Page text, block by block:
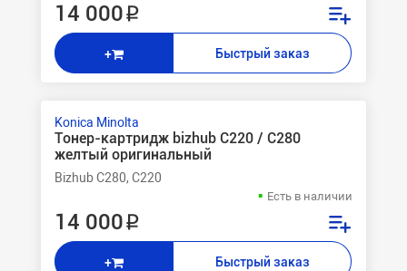
14 000 ₽
+ Быстрый заказ
Konica Minolta
Тонер-картридж bizhub С220 / C280
желтый оригинальный
Bizhub C280, C220
Есть в наличии
14 000 ₽
+ Быстрый заказ